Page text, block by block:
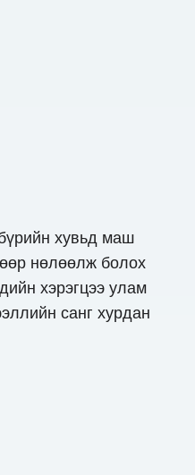
хувьд маш
нөлөөлж болох
хэрэгцээ улам
санг хурдан